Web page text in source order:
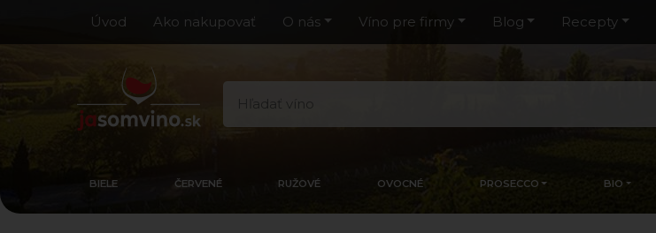
Úvod Ako nakupovať O nás Víno pre firmy Blog Recepty
BIELE ČERVENÉ RUŽOVÉ OVOCNÉ PROSECCO BIO